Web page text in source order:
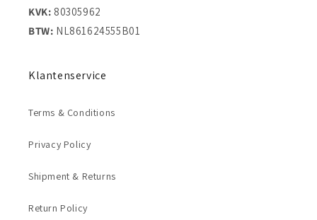
KVK: 80305962
BTW: NL861624555B01
Klantenservice
Terms & Conditions
Privacy Policy
Shipment & Returns
Return Policy